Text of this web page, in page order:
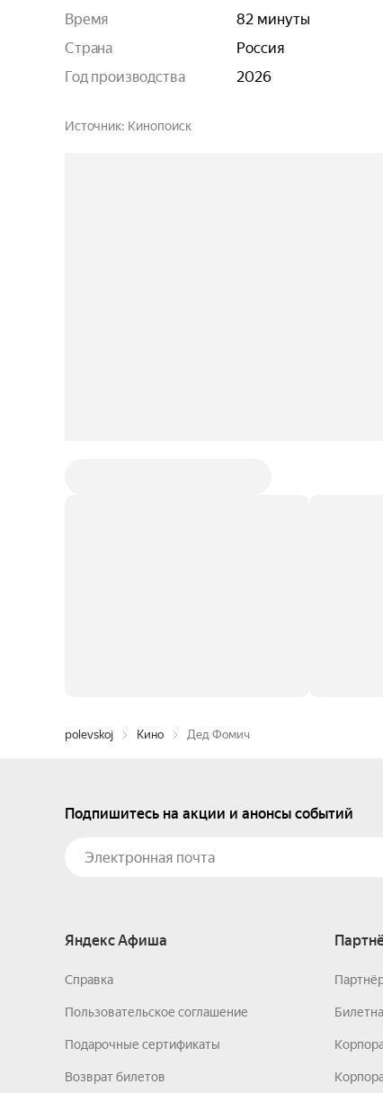
Время
82 минуты
Страна
Россия
Год производства
2026
Источник Кинопоиск
polevskoj Кино Дед Фомич
Подпишитесь на акции и анонсы событий
Яндекс Афиша
Справка
Пользовательское соглашение
Подарочные сертификаты
Возврат билетов